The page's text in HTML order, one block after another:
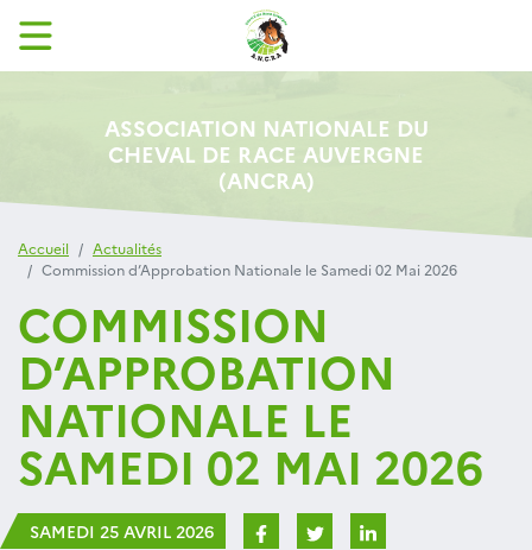
ASSOCIATION NATIONALE DU
CHEVAL DE RACE AUVERGNE
(ANCRA)
Accueil
Actualités
Commission d’Approbation Nationale le Samedi 02 Mai 2026
COMMISSION
D’APPROBATION
NATIONALE LE
SAMEDI 02 MAI 2026
SAMEDI 25 AVRIL 2026